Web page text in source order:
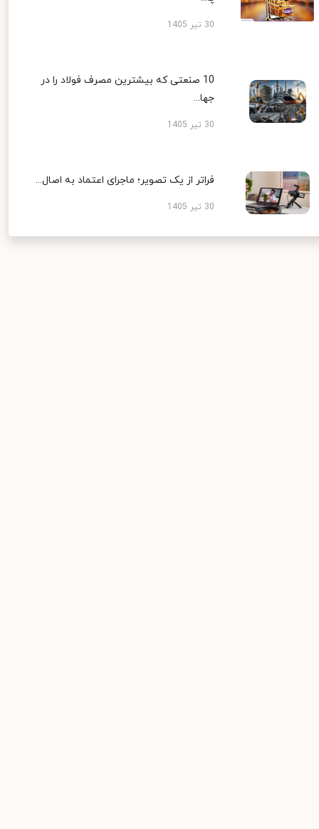
30 تیر 1405
10 صنعتی که بیشترین مصرف فولاد را در
جها...
30 تیر 1405
فراتر از یک تصویر؛ ماجرای اعتماد به اصال...
30 تیر 1405